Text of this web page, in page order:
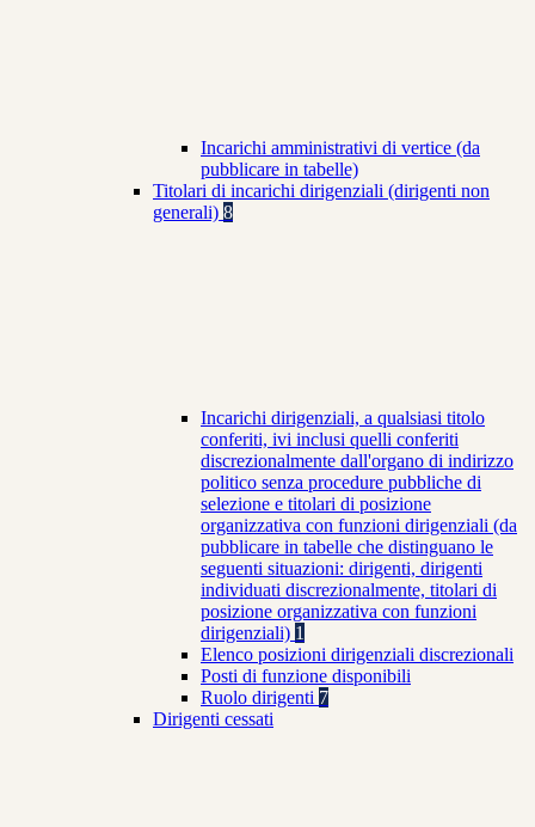
Incarichi amministrativi di vertice (da
pubblicare in tabelle)
Titolari di incarichi dirigenziali (dirigenti non
generali) 8
Incarichi dirigenziali, a qualsiasi titolo
conferiti, ivi inclusi quelli conferiti
discrezionalmente dall'organo di indirizzo
politico senza procedure pubbliche di
selezione e titolari di posizione
organizzativa con funzioni dirigenziali (da
pubblicare in tabelle che distinguano le
seguenti situazioni: dirigenti, dirigenti
individuati discrezionalmente, titolari di
posizione organizzativa con funzioni
dirigenziali) 1
Elenco posizioni dirigenziali discrezionali
Posti di funzione disponibili
Ruolo dirigenti 7
Dirigenti cessati